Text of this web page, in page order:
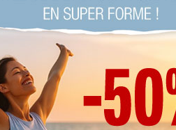
favorite :837 fois
commentée :
votre avis sur ce produit ?
4